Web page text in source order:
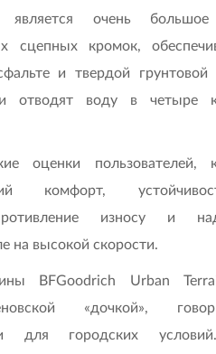
является очень
сцепных кромок,
и твердой грунтовой
отводят воду в четыре
оценки пользователей,
комфорт,
износу и
на высокой скорости.
BFGoodrich Urban
«дочкой»,
для городских